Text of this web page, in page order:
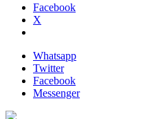
Facebook
X
Whatsapp
Twitter
Facebook
Messenger